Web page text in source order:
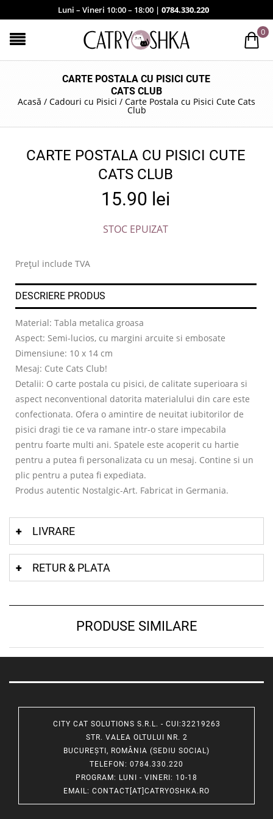
Luni – Vineri 10:00 – 18:00 | 0784.330.220
0
CARTE POSTALA CU PISICI CUTE
CATS CLUB
Acasă / Cadouri cu Pisici / Carte Postala cu Pisici Cute Cats
Club
CARTE POSTALA CU PISICI CUTE
CATS CLUB
15.90 lei
STOC EPUIZAT
Prețul include TVA
DESCRIERE PRODUS
Material: Tabla metalica groasa
Aspect: Semi-lucios, cu margini arcuite si embosate
Dimensiune: 10 x 14 cm
Mesaj: Cute Cats Club!
Detalii: O carte postala cu pisici, de calitate superioara si
aspect neconventional datorita materialului din care este
confectionata. Ofera o amintire de neuitat iubitorilor de
pisici dragi tie ce va ramane intr-o stare impecabila
pentru foarte multi ani. Spatele este acoperit cu hartie
pentru a putea fi personalizata cu un mesaj. Contine si un
plic pentru a putea fi expediata.
Produs autentic Nostalgic-Art. Fabricat in Germania.
LIVRARE
RETUR & PLATA
PRODUSE SIMILARE
CITY CAT SOLUTIONS S.R.L. - CUI:32219263
STR. VALEA OLTULUI NR. 2
BUCUREȘTI, ROMÂNIA (SEDIU SOCIAL)
TELEFON : 0784.330.220
PROGRAM: LUNI - VINERI: 10-18
EMAIL: CONTACT[AT]CATRYOSHKA.RO